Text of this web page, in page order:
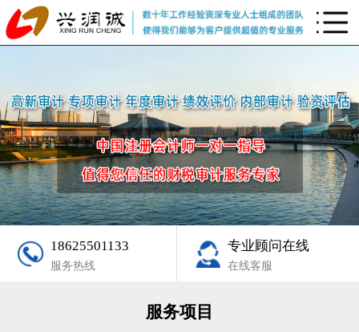
18625501133
服务热线
专业顾问在线
在线客服
服务项目